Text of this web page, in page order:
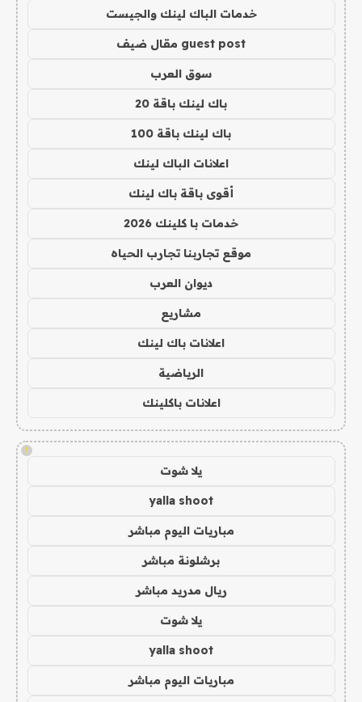
خدمات الباك لينك والجيست
guest post مقال ضيف
سوق العرب
باك لينك باقة 20
باك لينك باقة 100
اعلانات الباك لينك
أقوى باقة باك لينك
خدمات با كلينك 2026
موقع تجاربنا تجارب الحياه
ديوان العرب
مشاريع
اعلانات باك لينك
الرياضية
اعلانات باكلينك
!
يلا شوت
yalla shoot
مباريات اليوم مباشر
برشلونة مباشر
ريال مدريد مباشر
يلا شوت
yalla shoot
مباريات اليوم مباشر